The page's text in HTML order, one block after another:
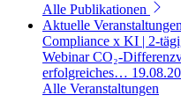
Alle Publikationen
Aktuelle Veranstaltungen
Compliance x KI | 2-
Webinar CO₂-
erfolgreiches…
Alle Veranstaltungen